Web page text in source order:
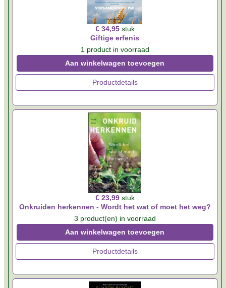
€ 34,95 stuk
Giftige erfenis
1 product in voorraad
Aan winkelwagen toevoegen
Productdetails
€ 23,99 stuk
Onkruiden herkennen - Wordt het wat of moet het weg?
3 product(en) in voorraad
Aan winkelwagen toevoegen
Productdetails